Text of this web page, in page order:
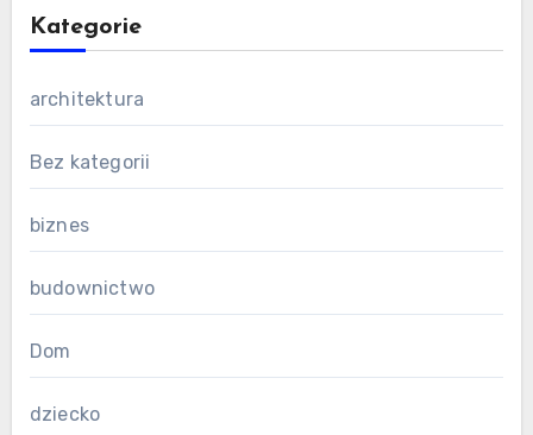
Kategorie
architektura
Bez kategorii
biznes
budownictwo
Dom
dziecko